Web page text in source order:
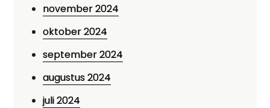
november 2024
oktober 2024
september 2024
augustus 2024
juli 2024